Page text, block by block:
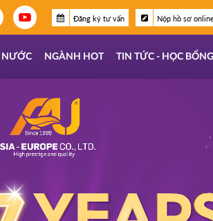
Đăng ký tư vấn Nộp hồ sơ
NƯỚC NGÀNH HOT TIN TỨC - HỌC BỔNG